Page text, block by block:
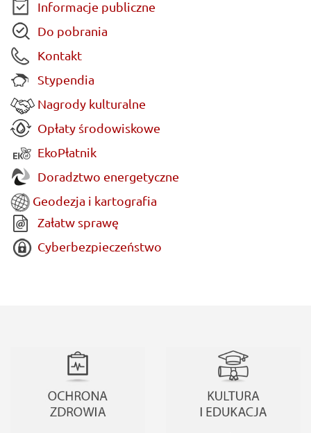
Informacje publiczne
Do pobrania
Kontakt
Stypendia
Nagrody kulturalne
Opłaty środowiskowe
EkoPłatnik
Doradztwo energetyczne
Geodezja i kartografia
Załatw sprawę
Cyberbezpieczeństwo